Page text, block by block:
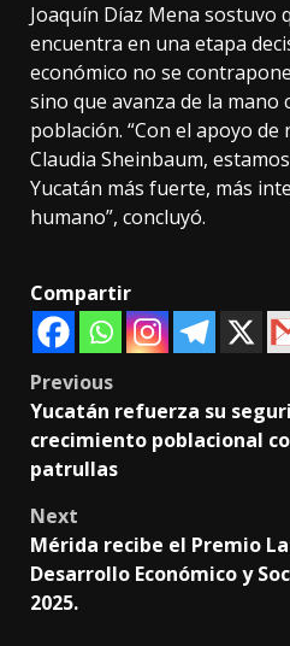
Joaquín Díaz Mena sostuvo
encuentra en una etapa
económico no se
sino que avanza de la mano
población. “Con el apoyo
Claudia Sheinbaum,
Yucatán más fuerte, más
humano”, concluyó.
Compartir
Post
navigation
Previous
Yucatán refuerza su
crecimiento poblacional
patrullas
Next
Mérida recibe el Premio
Desarrollo Económico y
2025.